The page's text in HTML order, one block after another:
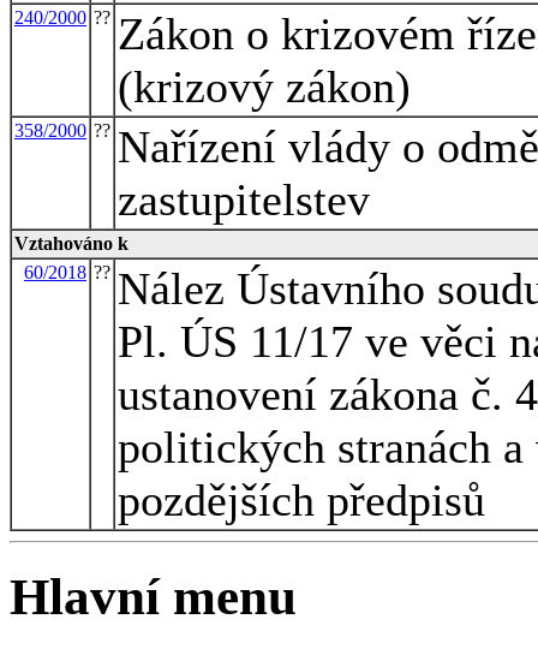
240/2000 ?? Zákon o krizovém
(krizový zákon)
358/2000 ?? Nařízení vlády o
zastupitelstev
Vztahováno k
60/2018 ?? Nález Ústavního
Pl. ÚS 11/17 ve věci
ustanovení zákona č.
politických stranách
pozdějších předpisů
Hlavní menu